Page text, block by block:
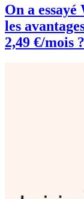
On a
les
2,49 €/mois ?